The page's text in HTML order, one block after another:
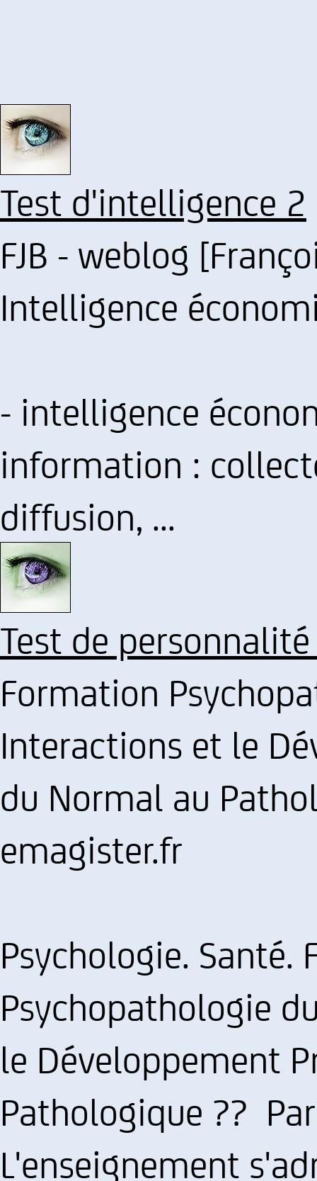
Test d'intelligence 2
FJB - weblog
Intelligence
- intelligence
information :
diffusion, ...
Test de
Formation
Interactions et le
du Normal au
emagister.fr
Psychologie. Santé.
Psychopathologie
le Développement
Pathologique ??
L'enseignement